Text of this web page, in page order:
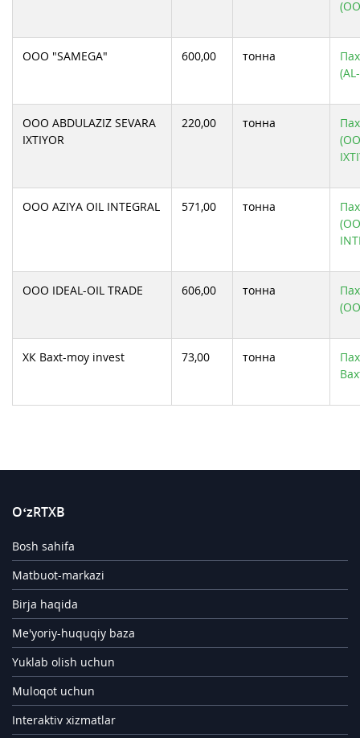
ООО "SAMEGA" 600,00 тонна
ООО ABDULAZIZ SEVARA
IXTIYOR
220,00 тонна
ООО AZIYA OIL INTEGRAL 571,00 тонна
ООО IDEAL-OIL TRADE 606,00 тонна
ХК Baxt-moy invest 73,00 тонна
O‘zRTXB
Bosh sahifa
Matbuot-markazi
Birja haqida
Me'yoriy-huquqiy baza
Yuklab olish uchun
Muloqot uchun
Interaktiv xizmatlar